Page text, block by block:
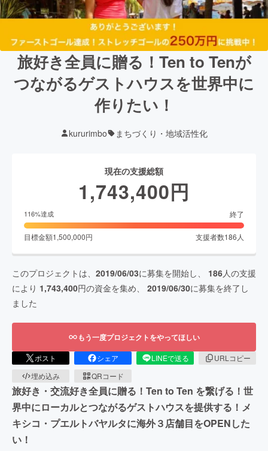
旅好き全員に贈る！Ten to Tenが
つながるゲストハウスを世界中に
作りたい！
kururimbo まちづくり・地域活性化
現在の支援総額
1,743,400円
116%達成 終了
目標金額1,500,000円 支援者数186 人
このプロジェクトは、 2019/06/03に募集を開始し、 186人の支援
により 1,743,400円の資金を集め、 2019/06/30に募集を終了し
ました
もう一度プロジェクトをやってほしい
ポスト シェア LINEで送る
URLコピー
埋め込み
QRコード
旅好き・交流好き全員に贈る！Ten to Ten を繋げる！世
界中にローカルとつながるゲストハウスを提供する！メ
キシコ・プエルトバヤルタに海外３店舗目をOPENした
い！